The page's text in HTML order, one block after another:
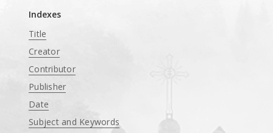
Indexes
Title
Creator
Contributor
Publisher
Date
Subject and Keywords